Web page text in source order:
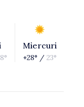
Miercuri
+28° / 23°